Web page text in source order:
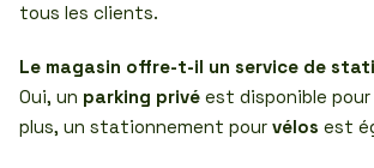
tous les clients.
Le magasin offre-t-il un service de
Oui, un parking privé est disponible
plus, un stationnement pour vélos est